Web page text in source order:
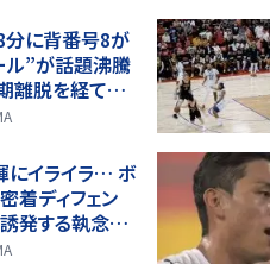
分に背番号8が
ル”が話題沸騰
離脱を経て電
鮮烈弾に「涙
にイライラ… ボ
着ディフェン
発する執念の